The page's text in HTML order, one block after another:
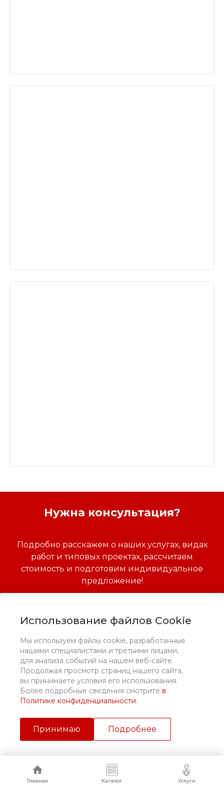
Использование файлов Cookie
Мы используем файлы cookie, разработанные
нашими специалистами и третьими лицами,
для анализа событий на нашем веб-сайте.
Продолжая просмотр страниц нашего сайта,
вы принимаете условия его использования.
Более подробные сведения смотрите в
Политике конфиденциальности.
Принимаю Подробнее
Главная Каталог Услуги
Главная Каталог Услуги
Нужна консультация?
Подробно расскажем о наших услугах, видах
работ и типовых проектах, рассчитаем
стоимость и подготовим индивидуальное
предложение!
Задать вопрос
О компании
Услуги
krut884@gmail.com